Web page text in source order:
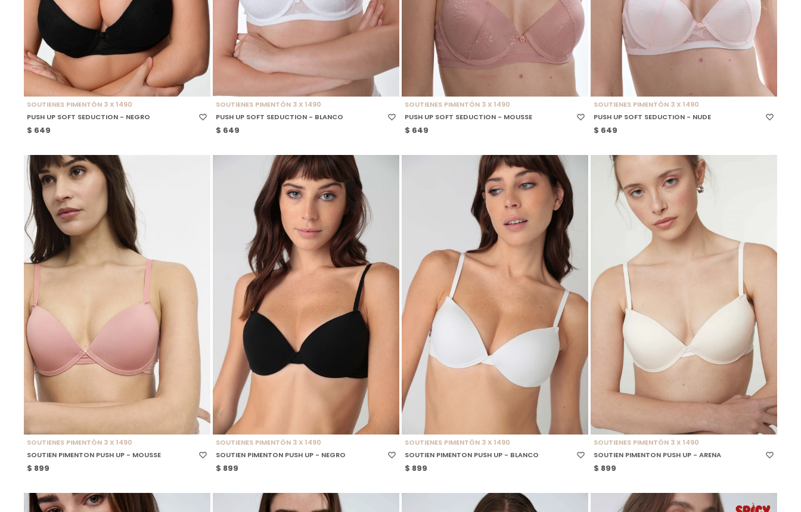
SELECCIONAR TALLE
SOUTIENES PIMENTÓN 3 X 1490
PUSH UP SOFT SEDUCTION - NEGRO
$ 649
SELECCIONAR TALLE
SOUTIENES PIMENTÓN 3 X 1490
PUSH UP SOFT SEDUCTION - BLANCO
$ 649
SELECCIONAR TALLE
SOUTIENES PIMENTÓN 3 X 1490
PUSH UP SOFT SEDUCTION - MOUSSE
$ 649
SELECCIONAR TALLE
SOUTIENES PIMENTÓN 3 X 1490
PUSH UP SOFT SEDUCTION - NUDE
$ 649
SOUTIENES PIMENTÓN 3 X 1490
SOUTIEN PIMENTON PUSH UP - MOUSSE
$ 899
SELECCIONAR TALLE
SOUTIENES PIMENTÓN 3 X 1490
SOUTIEN PIMENTON PUSH UP - NEGRO
$ 899
SOUTIENES PIMENTÓN 3 X 1490
SOUTIEN PIMENTON PUSH UP - BLANCO
$ 899
SOUTIENES PIMENTÓN 3 X 1490
SOUTIEN PIMENTON PUSH UP - ARENA
$ 899